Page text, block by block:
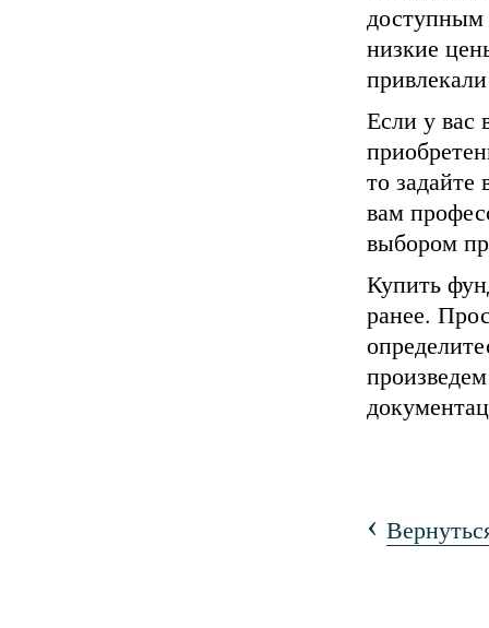
доступным
низкие
Если у вас
то
вам
выбором
Купить
ранее.
‹